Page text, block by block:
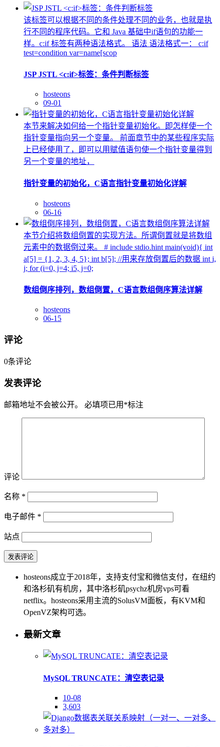
该标签可以根据不同的条件处理不同的业务，也就是执
行不同的程序代码。它和 Java 基础中if语句的功能一
样。c:if 标签有两种语法格式。 语法 语法格式一： c:if
test=condition var=name[scop
JSP JSTL <c:if>标签：条件判断标签
hosteons
09-01
本节来解决如何给一个指针变量初始化。即怎样使一个
指针变量指向另一个变量。 前面章节中的某些程序实际
上已经使用了，即可以用赋值语句使一个指针变量得到
另一个变量的地址，
指针变量的初始化，C语言指针变量初始化详解
hosteons
06-16
本节介绍将数组倒置的实现方法。所谓倒置就是将数组
元素中的数据倒过来。 # include stdio.hint main(void){ int
a[5] = {1, 2, 3, 4, 5}; int b[5]; //用来存放倒置后的数据 int i,
j; for (i=0, j=4; i5, j=0;
数组倒序排列，数组倒置，C语言数组倒序算法详解
hosteons
06-15
评论
0条评论
发表评论
邮箱地址不会被公开。 必填项已用 *标注
评论
名称 *
电子邮件 *
站点
hosteons成立于2018年，支持支付宝和微信支付，在纽约
和洛杉矶有机房，其中洛杉矶psychz机房vps可看
netflix。hosteons采用主流的SolusVM面板，有KVM和
OpenVZ架构可选。
最新文章
MySQL TRUNCATE：清空表记录
10-08
3,603